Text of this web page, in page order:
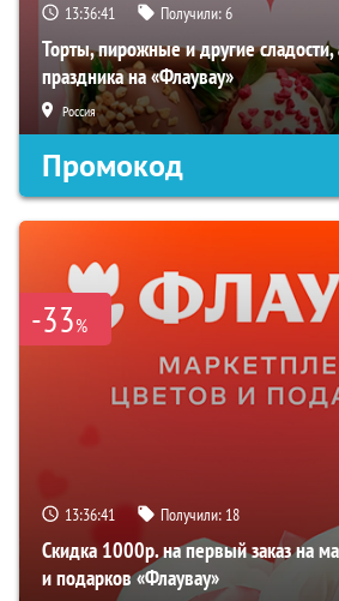
13:36:39 Получили:6
Торты, пирожные и другие
праздника на «Флаувау»
Россия
Промокод
-33%
13:36:39 Получили: 18
Скидка 1000р. на первый заказ на
и подарков «Флаувау»